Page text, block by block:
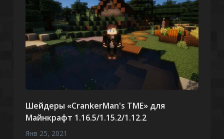
Шейдеры «CrankerMan's TME» для
Майнкрафт 1.16.5/1.15.2/1.12.2
Янв 25, 2021